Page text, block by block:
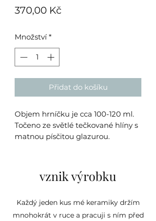
370,00 KčCena
Množství *
Přidat do košíku
Objem hrníčku je cca 100-120 ml.
Točeno ze světlé tečkované hlíny s
matnou písčitou glazurou.
práce, proto prosím počítejte s tím,
že konečný výrobek se může od
hrníčku se může o ±10% lišit.
Výrobek je pálen na 1220 stupňů,
vznik výrobku
Každý jeden kus mé keramiky držím
mnohokrát v ruce a pracuji s ním před